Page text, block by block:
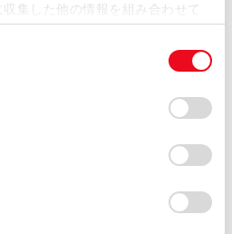
集した他の情報を組み合わせて
ウェブサイトの使用を続行する
クッキー)が保存されることに同
クッキー)のオプトアウト、
たりするにあたっては、当社の
取り扱いについて
」をご覧くだ